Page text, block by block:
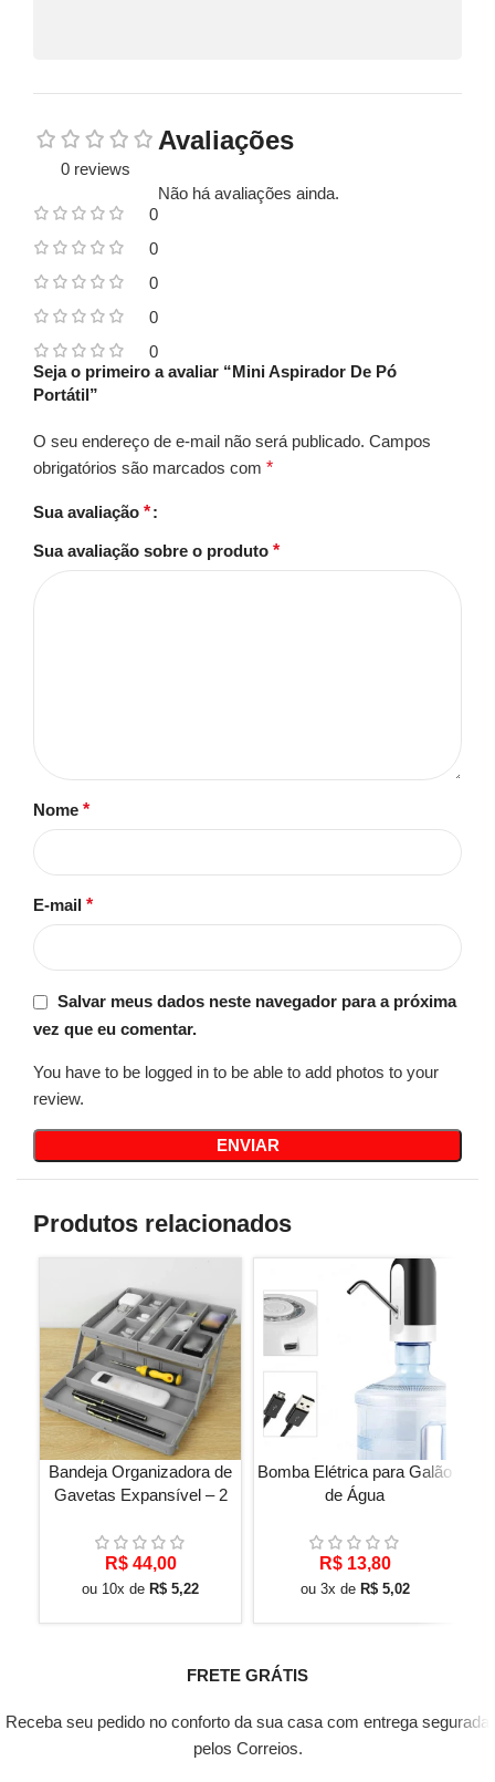
0 reviews
0
0
0
0
0
Avaliações
Não há avaliações ainda.
Seja o primeiro a avaliar “Mini Aspirador De Pó
Portátil”
O seu endereço de e-mail não será publicado. Campos
obrigatórios são marcados com *
Sua avaliação *
Sua avaliação sobre o produto *
Nome *
E-mail *
Salvar meus dados neste navegador para a próxima
vez que eu comentar.
You have to be logged in to be able to add photos to your
review.
Produtos relacionados
Bandeja Organizadora de
Gavetas Expansível – 2
R$44,00
ou 10x de R$ 5,22
Bomba Elétrica para Galão
de Água
R$13,80
ou 3x de R$5,02
FRETE GRÁTIS
Receba seu pedido no conforto da sua casa com entrega segurada
pelos Correios.